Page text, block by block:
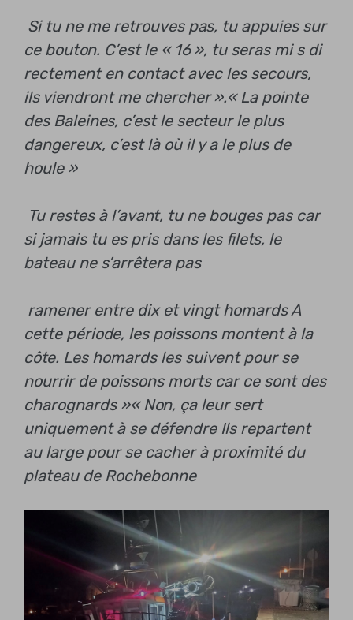
Si tu ne me retrouves pas, tu appuies sur
ce bouton. C’est le « 16 », tu seras mi s di
rectement en contact avec les secours,
ils viendront me chercher ».« La pointe
des Baleines, c’est le secteur le plus
dangereux, c’est là où il y a le plus de
houle »
Tu restes à l’avant, tu ne bouges pas car
si jamais tu es pris dans les filets, le
bateau ne s’arrêtera pas
ramener entre dix et vingt homardsA
cette période, les poissons montent à la
côte. Les homards les suivent pour se
nourrir de poissons morts car ce sont des
charognards »« Non, ça leur sert
uniquement à se défendreIls repartent
au large pour se cacher à proximité du
plateau de Rochebonne